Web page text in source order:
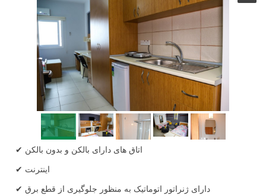
اتاق های دارای بالکن و بدون بالکن
اینترنت
دارای ژنراتور اتوماتیک به منظور جلوگیری از قطع برق